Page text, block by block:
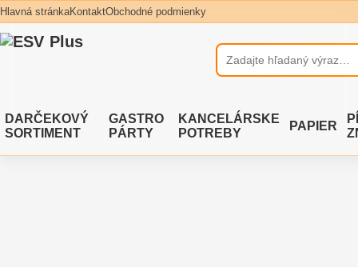
Hlavná stránkaKontaktObchodné podmienky
DARČEKOVÝ
SORTIMENT
GASTRO
PÁRTY
KANCELÁRSKE
POTREBY
PAPIER